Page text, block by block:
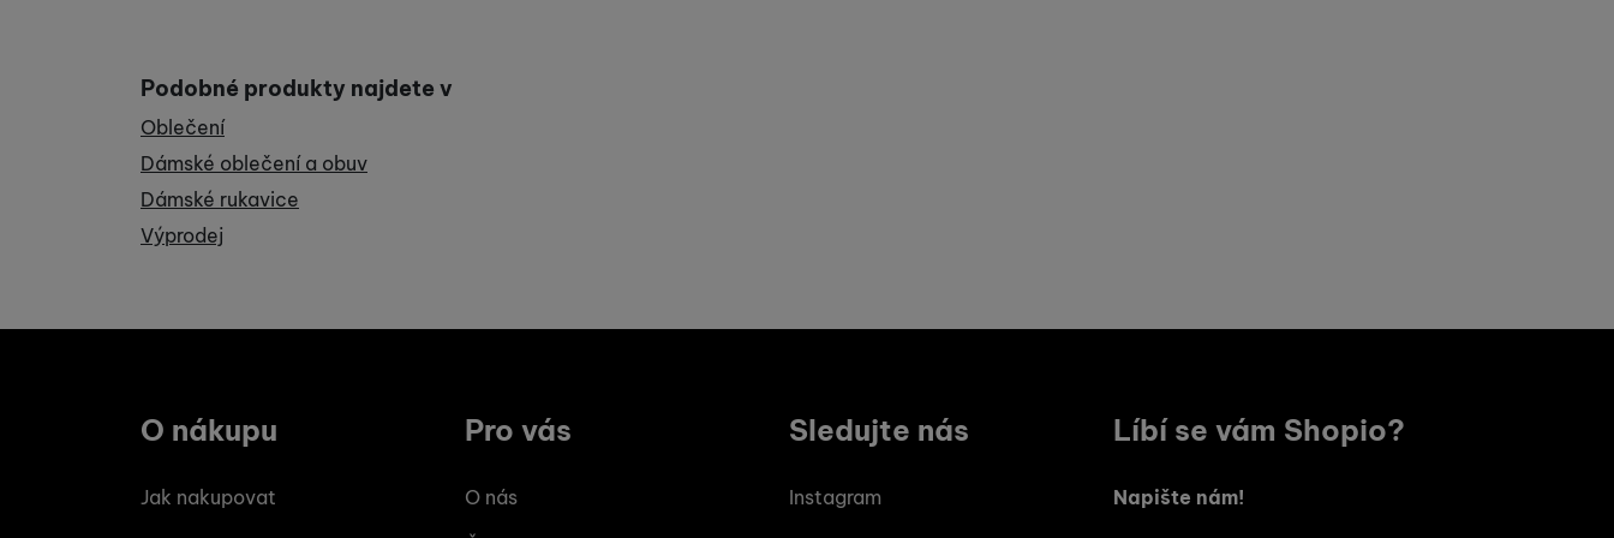
Podobné produkty najdete v
Oblečení
Dámské oblečení a obuv
Dámské rukavice
Výprodej
O nákupu
Jak nakupovat
Pro vás
O nás
Sledujte nás
Instagram
Líbí se vám Shopio?
Napište nám!